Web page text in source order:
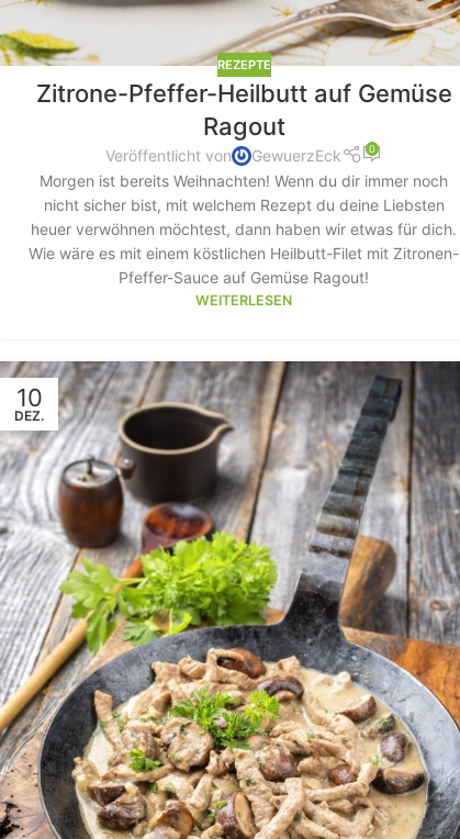
REZEPTE
Zitrone-Pfeffer-Heilbutt auf Gemüse
Ragout
Veröffentlicht von GewuerzEck 0
Morgen ist bereits Weihnachten! Wenn du dir immer noch
nicht sicher bist, mit welchem Rezept du deine Liebsten
heuer verwöhnen möchtest, dann haben wir etwas für dich.
Wie wäre es mit einem köstlichen Heilbutt-Filet mit Zitronen-
Pfeffer-Sauce auf Gemüse Ragout!
WEITERLESEN
10
DEZ.